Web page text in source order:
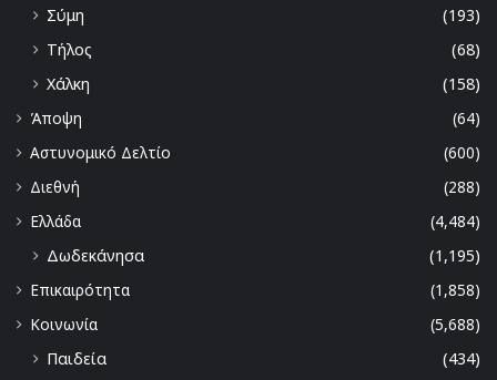
Σύμη
(193)
Τήλος
(68)
Χάλκη
(158)
Άποψη
(64)
Αστυνομικό Δελτίο
(600)
Διεθνή
(288)
Ελλάδα
(4,484)
Δωδεκάνησα
(1,195)
Επικαιρότητα
(1,858)
Κοινωνία
(5,688)
Παιδεία
(434)